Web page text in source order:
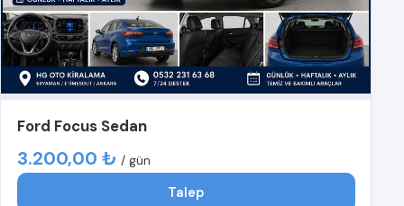
Ford Focus Sedan
3.200,00 ₺ / gün
Talep